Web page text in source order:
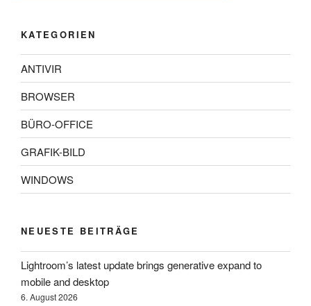
KATEGORIEN
ANTIVIR
BROWSER
BÜRO-OFFICE
GRAFIK-BILD
WINDOWS
NEUESTE BEITRÄGE
Lightroom’s latest update brings generative expand to
mobile and desktop
6. August 2026